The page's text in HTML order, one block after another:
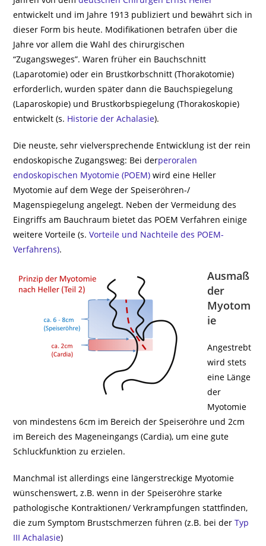
entwickelt und im Jahre 1913 publiziert und bewährt sich in
dieser Form bis heute. Modifikationen betrafen über die
Jahre vor allem die Wahl des chirurgischen
“Zugangsweges”. Waren früher ein Bauchschnitt
(Laparotomie) oder ein Brustkorbschnitt (Thorakotomie)
erforderlich, wurden später dann die Bauchspiegelung
(Laparoskopie) und Brustkorbspiegelung (Thorakoskopie)
entwickelt (s. Historie der Achalasie).
Die neuste, sehr vielversprechende Entwicklung ist der rein
endoskopische Zugangsweg: Bei derperoralen
endoskopischen Myotomie (POEM) wird eine Heller
Myotomie auf dem Wege der Speiseröhren-/
Magenspiegelung angelegt. Neben der Vermeidung des
Eingriffs am Bauchraum bietet das POEM Verfahren einige
weitere Vorteile (s.Vorteile und Nachteile des POEM-
Verfahrens).
Ausmaß
der
Myotom
ie
Angestrebt
wird stets
eine Länge
der
Myotomie
von mindestens 6cm im Bereich der Speiseröhre und 2cm
im Bereich des Mageneingangs (Cardia), um eine gute
Schluckfunktion zu erzielen.
Manchmal ist allerdings eine längerstreckige Myotomie
wünschenswert, z.B. wenn in der Speiseröhre starke
pathologische Kontraktionen/ Verkrampfungen stattfinden,
die zum Symptom Brustschmerzen führen (z.B. bei derTyp
III Achalasie)